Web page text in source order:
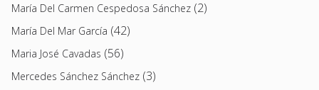
María Del Carmen Cespedosa Sánchez (2)
María Del Mar García (42)
Maria José Cavadas (56)
Mercedes Sánchez Sánchez (3)